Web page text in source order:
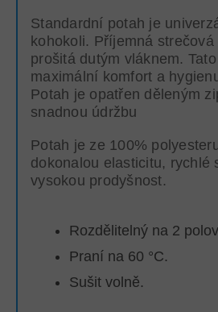
Standardní potah je
kohokoli. Příjemná
prošitá dutým vláknem.
maximální komfort a
Potah je opatřen děleným
snadnou údržbu
Potah je ze 100%
dokonalou elasticitu, rychlé
vysokou prodyšnost.
Rozdělitelný na 2
Praní na 60 °C.
Sušit volně.